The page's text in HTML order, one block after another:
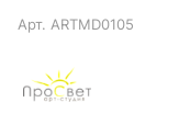
Арт. ARTMD0105